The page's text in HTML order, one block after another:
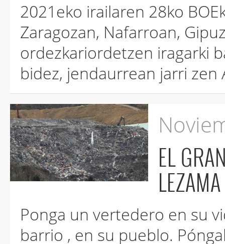
2021eko irailaren 28ko
Zaragozan, Nafarroan,
ordezkariordetzen iragarki
bidez, jendaurrean jarri zen
EL GRAN
Ponga un vertedero en su vida. Póngalo en su patio, en su
barrio , en su pueblo. Póngalo con su